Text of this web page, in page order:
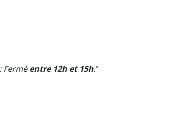
Ferméentre 12h et 15h."